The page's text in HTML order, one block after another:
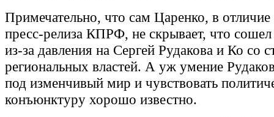
Примечательно, что сам Царенко, в отличие
пресс-релиза КПРФ, не скрывает, что сошел
из-за давления на Сергей Рудакова и Ко со
региональных властей. А уж умение
под изменчивый мир и чувствовать
конъюнктуру хорошо известно.